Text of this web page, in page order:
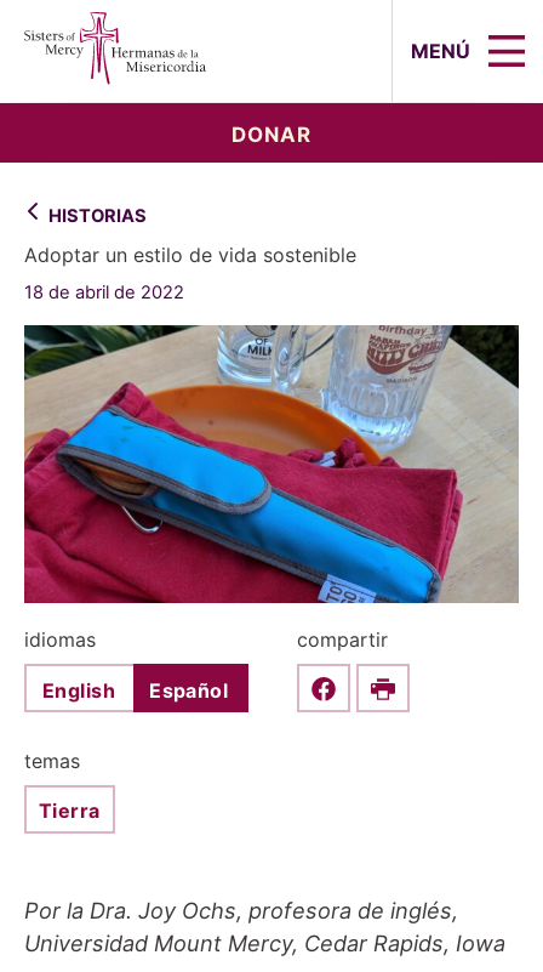
MENÚ
DONAR
HISTORIAS
Adoptar un estilo de vida sostenible
18 de abril de 2022
idiomas
English Español
compartir
Share this on Facebook
Print
temas
Tierra
Por la Dra. Joy Ochs, profesora de inglés,
Universidad Mount Mercy, Cedar Rapids, Iowa